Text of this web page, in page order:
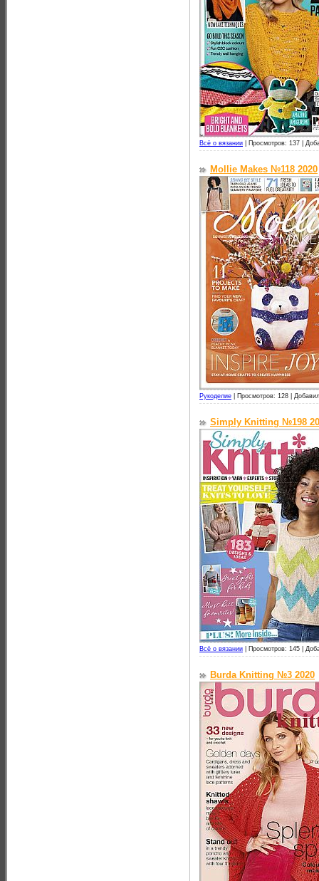
Всё о вязании Просмотров: 137 |
Mollie Makes №118 2020
Рукоделие Просмотров: 128 |
Simply Knitting №198
Всё о вязании Просмотров: 145 |
Burda Knitting №3 2020